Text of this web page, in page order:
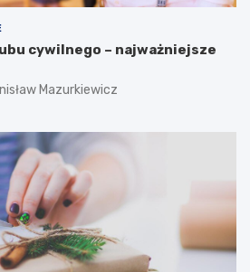
cywilnego – najważniejsze
Mazurkiewicz